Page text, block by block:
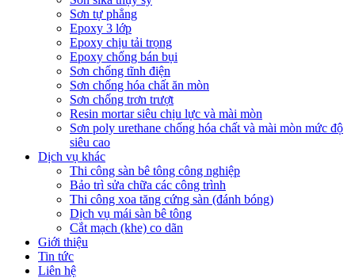
Sơn tự phẳng
Epoxy 3 lớp
Epoxy chịu tải trọng
Epoxy chống bán bụi
Sơn chống tĩnh điện
Sơn chống hóa chất ăn mòn
Sơn chống trơn trượt
Resin mortar siêu chịu lực và mài mòn
Sơn poly urethane chống hóa chất và mài mòn mức độ
siêu cao
Dịch vụ khác
Thi công sàn bê tông công nghiệp
Bảo trì sửa chữa các công trình
Thi công xoa tăng cứng sàn (đánh bóng)
Dịch vụ mái sàn bê tông
Cắt mạch (khe) co dãn
Giới thiệu
Tin tức
Liên hệ